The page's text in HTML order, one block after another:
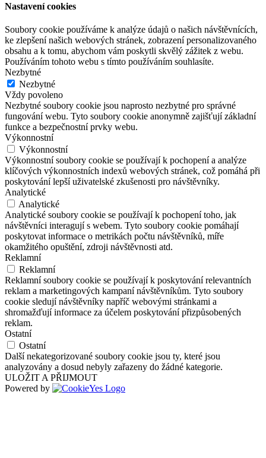
Nastavení cookies
Soubory cookie používáme k analýze údajů o našich návštěvnících,
ke zlepšení našich webových stránek, zobrazení personalizovaného
obsahu a k tomu, abychom vám poskytli skvělý zážitek z webu.
Používáním tohoto webu s tímto používáním souhlasíte.
Nezbytné
Nezbytné
Vždy povoleno
Nezbytné soubory cookie jsou naprosto nezbytné pro správné
fungování webu. Tyto soubory cookie anonymně zajišťují základní
funkce a bezpečnostní prvky webu.
Výkonnostní
Výkonnostní
Výkonnostní soubory cookie se používají k pochopení a analýze
klíčových výkonnostních indexů webových stránek, což pomáhá při
poskytování lepší uživatelské zkušenosti pro návštěvníky.
Analytické
Analytické
Analytické soubory cookie se používají k pochopení toho, jak
návštěvníci interagují s webem. Tyto soubory cookie pomáhají
poskytovat informace o metrikách počtu návštěvníků, míře
okamžitého opuštění, zdroji návštěvnosti atd.
Reklamní
Reklamní
Reklamní soubory cookie se používají k poskytování relevantních
reklam a marketingových kampaní návštěvníkům. Tyto soubory
cookie sledují návštěvníky napříč webovými stránkami a
shromažďují informace za účelem poskytování přizpůsobených
reklam.
Ostatní
Ostatní
Další nekategorizované soubory cookie jsou ty, které jsou
analyzovány a dosud nebyly zařazeny do žádné kategorie.
ULOŽIT A PŘIJMOUT
Powered by